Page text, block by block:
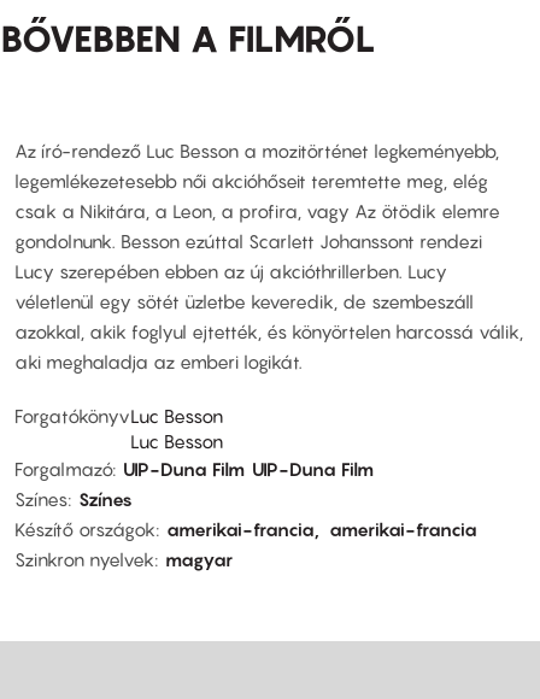
BŐVEBBEN A FILMRŐL
Az író-rendező Luc Besson a mozitörténet legkeményebb,
legemlékezetesebb női akcióhőseit teremtette meg, elég
csak a Nikitára, a Leon, a profira, vagy Az ötödik elemre
gondolnunk. Besson ezúttal Scarlett Johanssont rendezi
Lucy szerepében ebben az új akcióthrillerben. Lucy
véletlenül egy sötét üzletbe keveredik, de szembeszáll
azokkal, akik foglyul ejtették, és könyörtelen harcossá válik,
aki meghaladja az emberi logikát.
ForgatókönyvLuc Besson
Luc Besson
Forgalmazó UIP-Duna Film UIP-Duna Film
Színes Színes
Készítő országok
amerikai-francia
amerikai-francia
Szinkron nyelvek
magyar